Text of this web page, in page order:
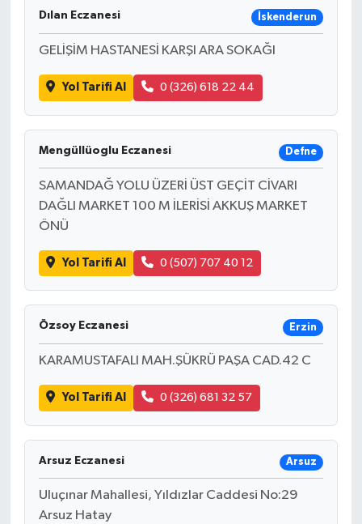
Dılan Eczanesi İskenderun
GELİŞİM HASTANESİ KARŞI ARA SOKAĞI
Yol Tarifi Al 0 (326) 618 22 44
Mengüllüoglu Eczanesi Defne
SAMANDAĞ YOLU ÜZERİ ÜST GEÇİT CİVARI
DAĞLI MARKET 100 M İLERİSİ AKKUŞ MARKET
ÖNÜ
Yol Tarifi Al 0 (507) 707 40 12
Özsoy Eczanesi Erzin
KARAMUSTAFALI MAH.ŞÜKRÜ PAŞA CAD.42 C
Yol Tarifi Al 0 (326) 681 32 57
Arsuz Eczanesi Arsuz
Uluçınar Mahallesi, Yıldızlar Caddesi No:29
Arsuz Hatay